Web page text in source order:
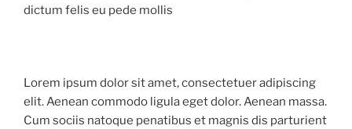
dictum felis eu pede mollis
Lorem ipsum dolor sit amet, consectetuer adipiscing
elit. Aenean commodo ligula eget dolor. Aenean massa.
Cum sociis natoque penatibus et magnis dis parturient